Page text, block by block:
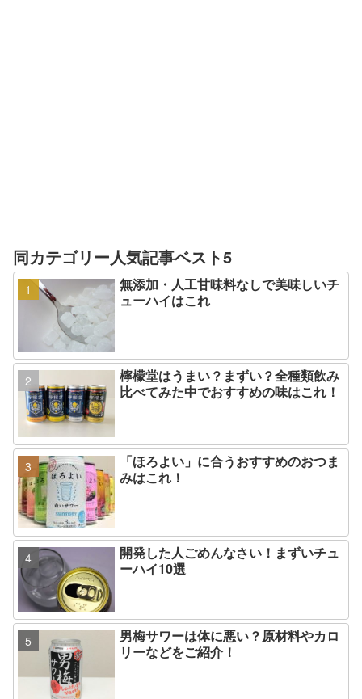
同カテゴリー人気記事ベスト5
無添加・人工甘味料なしで美味しいチ
ューハイはこれ
檸檬堂はうまい？まずい？全種類飲み
比べてみた中でおすすめの味はこれ！
「ほろよい」に合うおすすめのおつま
みはこれ！
開発した人ごめんなさい！まずいチュ
ーハイ10選
男梅サワーは体に悪い？原材料やカロ
リーなどをご紹介！